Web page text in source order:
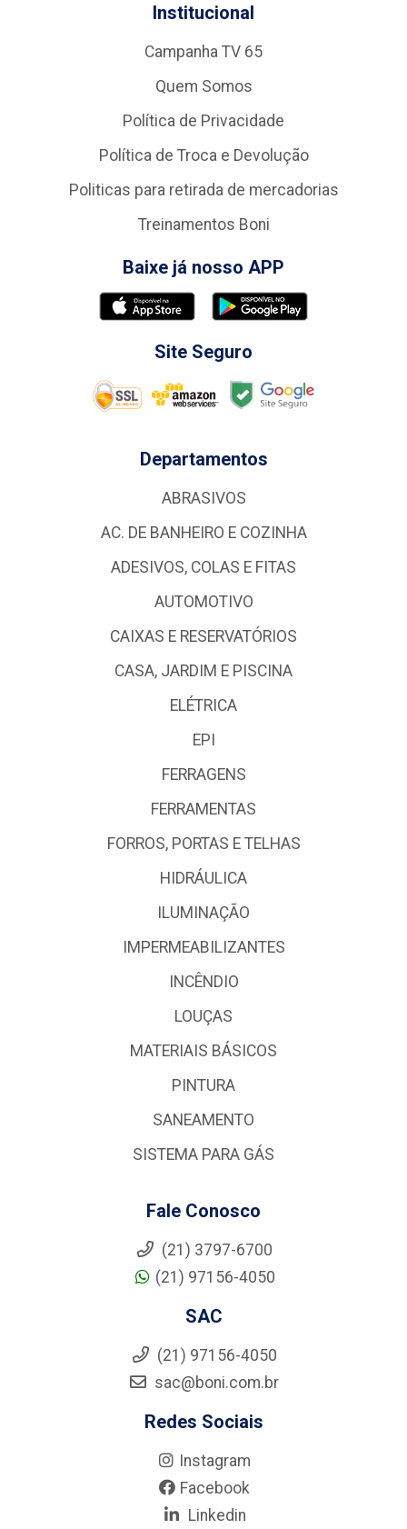
Institucional
Campanha TV 65
Quem Somos
Política de Privacidade
Política de Troca e Devolução
Politicas para retirada de mercadorias
Treinamentos Boni
Baixe já nosso APP
Site Seguro
Departamentos
ABRASIVOS
AC. DE BANHEIRO E COZINHA
ADESIVOS, COLAS E FITAS
AUTOMOTIVO
CAIXAS E RESERVATÓRIOS
CASA, JARDIM E PISCINA
ELÉTRICA
EPI
FERRAGENS
FERRAMENTAS
FORROS, PORTAS E TELHAS
HIDRÁULICA
ILUMINAÇÃO
IMPERMEABILIZANTES
INCÊNDIO
LOUÇAS
MATERIAIS BÁSICOS
PINTURA
SANEAMENTO
SISTEMA PARA GÁS
Fale Conosco
(21) 3797-6700
(21) 97156-4050
SAC
(21) 97156-4050
sac@boni.com.br
Redes Sociais
Instagram
Facebook
Linkedin